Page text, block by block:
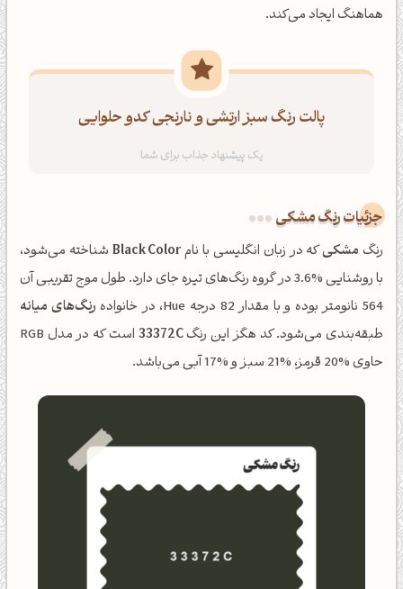
هماهنگ ایجاد می‌کند.
پالت رنگ سبز ارتشی و نارنجی کدو حلوایی
جزئیات رنگ مشکی
رنگ مشکیکه در زبان انگلیسی با نامBlack Color شناخته می‌شود،
با روشنایی %3.6 در گروه رنگ‌های تیره جای دارد. طول موج تقریبی آن
564 نانومتر بوده و با مقدار 82 درجه Hue، در خانواده
رنگ‌های میانه
طبقه‌بندی می‌شود. کد هگز این رنگ33372C
است که در مدل RGB
حاوی %20 قرمز، %21 سبز و %17 آبی می‌باشد.